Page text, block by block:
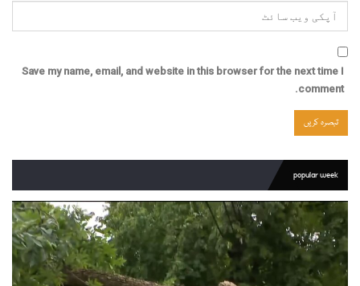
Save my name, email, and website in this browser for the next time I
comment.
popular week